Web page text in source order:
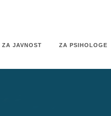
ZA JAVNOST ZA PSIHOLOGE